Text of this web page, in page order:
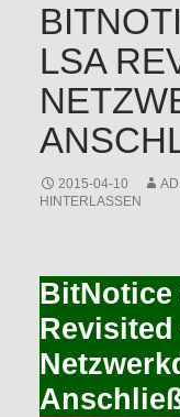
LSA
2015-04-10
HINTERLASSEN
BitNotice
Revisited